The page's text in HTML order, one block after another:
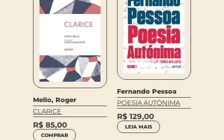
Mello, Roger
CLARICE
R$ 85,00
COMPRAR
Fernando Pessoa
POESIA AUTÓNIMA
R$ 129,00
LEIA MAIS